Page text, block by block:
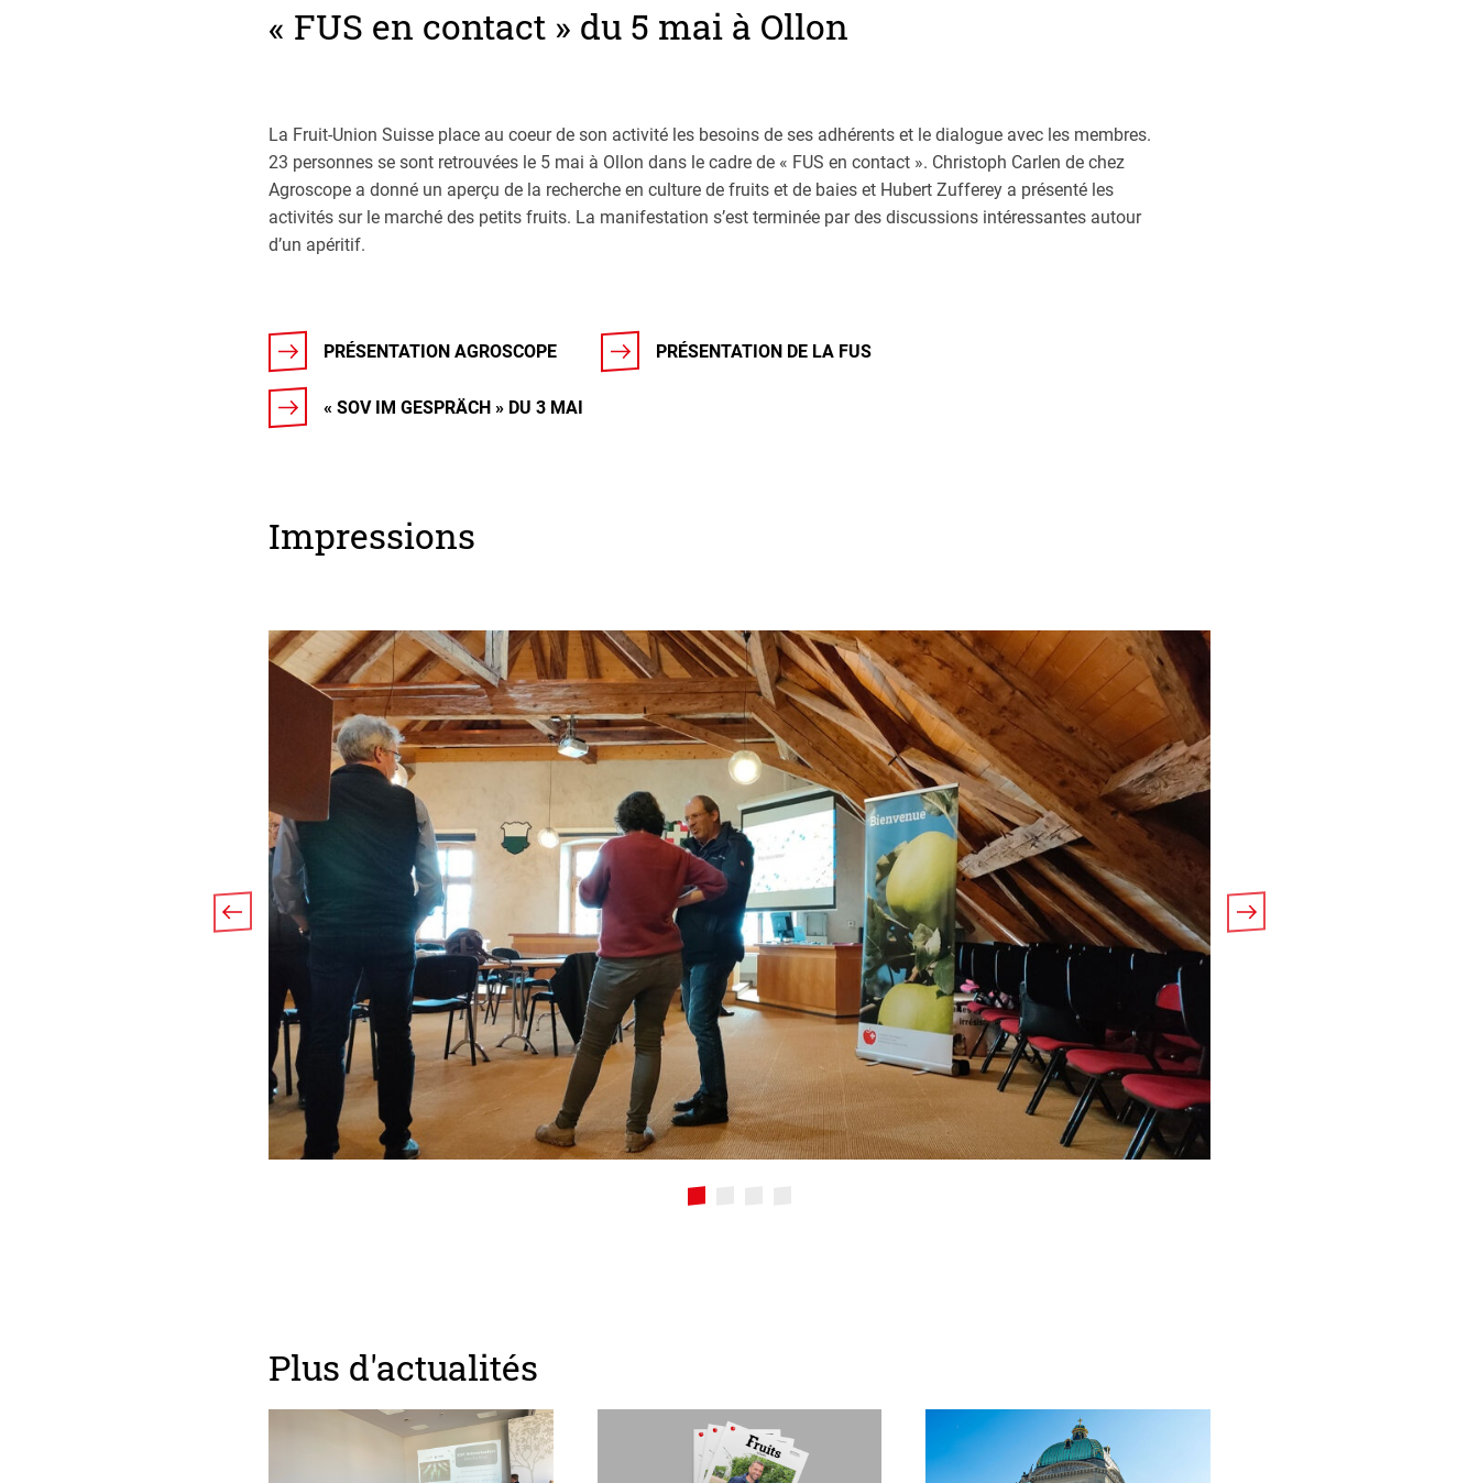
« FUS en contact » du 5 mai à Ollon
La Fruit-Union Suisse place au coeur de son activité les besoins de ses adhérents et le dialogue avec les membres.
23 personnes se sont retrouvées le 5 mai à Ollon dans le cadre de « FUS en contact ». Christoph Carlen de chez
Agroscope a donné un aperçu de la recherche en culture de fruits et de baies et Hubert Zufferey a présenté les
activités sur le marché des petits fruits. La manifestation s’est terminée par des discussions intéressantes autour
d’un apéritif.
PRÉSENTATION AGROSCOPE PRÉSENTATION DE LA FUS
« SOV IM GESPRÄCH » DU 3 MAI
Impressions
Plus d'actualités